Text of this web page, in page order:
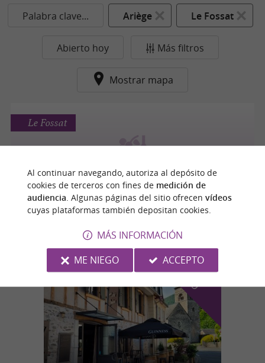
Palabra clave... Ariège Le Fossat
Abierto hoy Más filtros
Mostrar mapa
Dominik Benz
Le Fossat
n
u
e
s
t
r
o
f
a
v
o
r
i
t
o
Al continuar navegando, autoriza al depósito de
cookies de terceros con fines de medición de
audiencia. Algunas páginas del sitio ofrecen vídeos
cuyas plataformas también depositan cookies.
MÁS INFORMACIÓN
ME NIEGO
ACCEPTO